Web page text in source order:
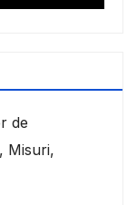
de
Misuri,